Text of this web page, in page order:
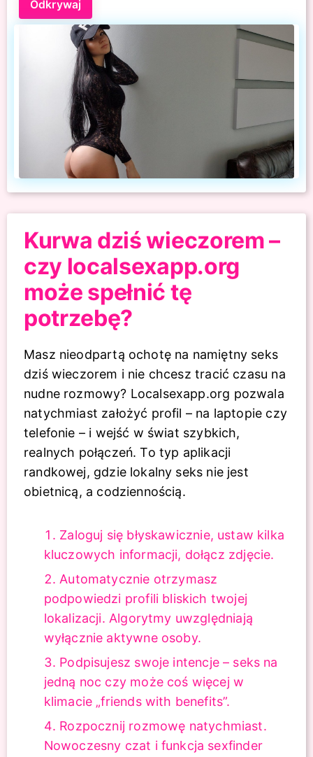
Odkrywaj
Kurwa dziś wieczorem –
czy localsexapp.org
może spełnić tę
potrzebę?
Masz nieodpartą ochotę na namiętny seks
dziś wieczorem i nie chcesz tracić czasu na
nudne rozmowy? Localsexapp.org pozwala
natychmiast założyć profil – na laptopie czy
telefonie – i wejść w świat szybkich,
realnych połączeń. To typ aplikacji
randkowej, gdzie lokalny seks nie jest
obietnicą, a codziennością.
Zaloguj się błyskawicznie, ustaw kilka
kluczowych informacji, dołącz zdjęcie.
Automatycznie otrzymasz
podpowiedzi profili bliskich twojej
lokalizacji. Algorytmy uwzględniają
wyłącznie aktywne osoby.
Podpisujesz swoje intencje – seks na
jedną noc czy może coś więcej w
klimacie „friends with benefits”.
Rozpocznij rozmowę natychmiast.
Nowoczesny czat i funkcja sexfinder